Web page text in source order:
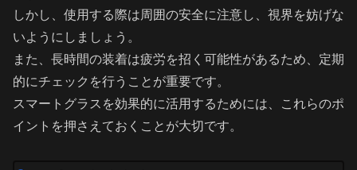
しかし、使用する際は周囲の安全に注意し、視界を妨げな
いようにしましょう。
また、長時間の装着は疲労を招く可能性があるため、定期
的にチェックを行うことが重要です。
スマートグラスを効果的に活用するためには、これらのポ
イントを押さえておくことが大切です。